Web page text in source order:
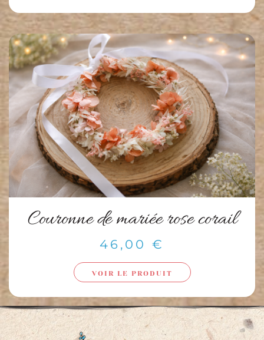
Couronne de mariée rose corail
46,00 €
VOIR LE PRODUIT